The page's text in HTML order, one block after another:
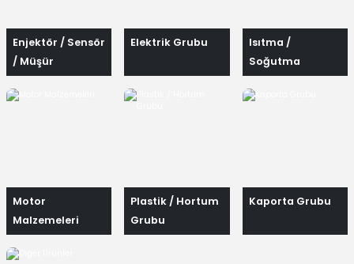
Enjektör / Sensör
/ Müşür
Elektrik Grubu
Isıtma /
Soğutma
Elemanları
Motor
Malzemeleri
Plastik / Hortum
Grubu
Kaporta Grubu